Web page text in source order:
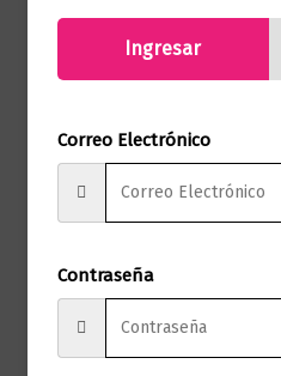
No hay valoraciones
Ingresar
Correo Electrónico
Contraseña